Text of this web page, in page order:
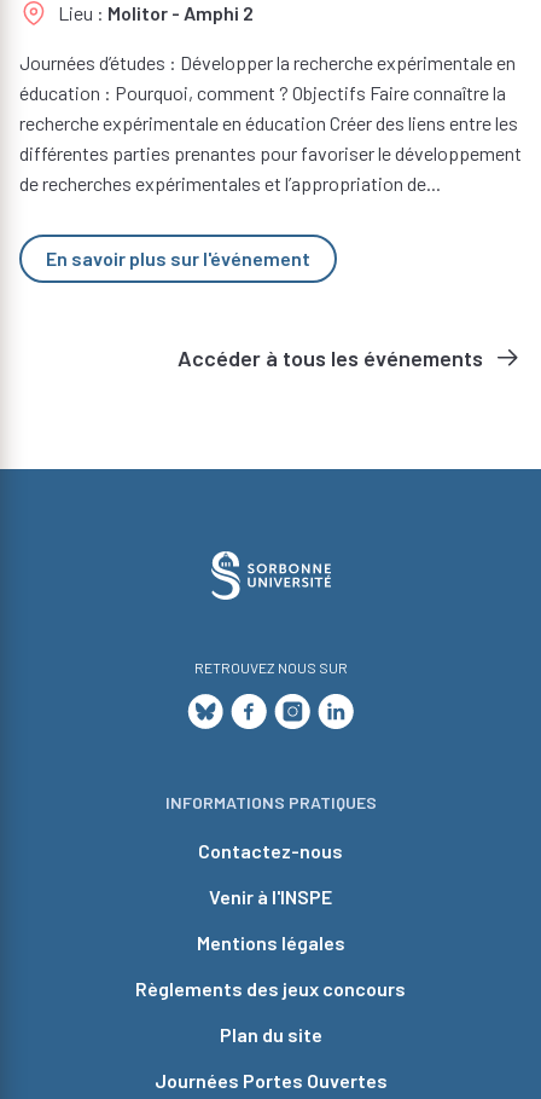
Lieu
Molitor - Amphi 2
Journées d’études : Développer la recherche expérimentale en
éducation : Pourquoi, comment ? Objectifs Faire connaître la
recherche expérimentale en éducation Créer des liens entre les
différentes parties prenantes pour favoriser le développement
de recherches expérimentales et l’appropriation de...
En savoir plus sur l'événement
Accéder à tous les événements
RETROUVEZ NOUS SUR
INFORMATIONS PRATIQUES
Contactez-nous
Venir à l'INSPE
Mentions légales
Règlements des jeux concours
Plan du site
Journées Portes Ouvertes